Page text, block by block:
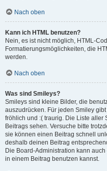
Nach oben
Kann ich HTML benutzen?
Nein, es ist nicht möglich, HTML-
Formatierungsmöglichkeiten, die
werden.
Nach oben
Was sind Smileys?
Smileys sind kleine Bilder, die
auszudrücken. Für jeden Smiley
fröhlich und :( traurig. Die Liste aller
Beitrags sehen. Versuche bitte
sie können einen Beitrag schnell
deshalb deinen Beitrag
Die Board-Administration kann
in einem Beitrag benutzen kannst.